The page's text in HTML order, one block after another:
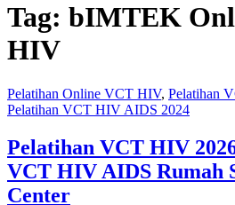
Tag: bIMTEK
HIV
Pelatihan Online VCT HIV, Pelatihan
Pelatihan VCT HIV AIDS 2024
Pelatihan VCT HIV
VCT HIV AIDS Rumah
Center